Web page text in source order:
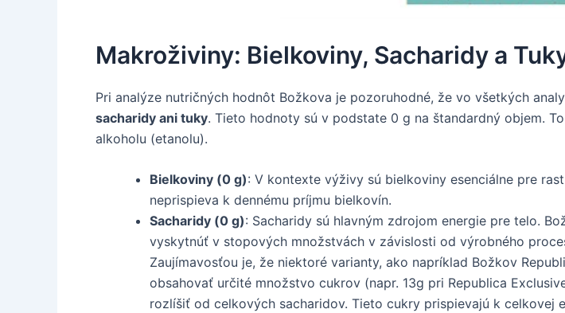
Makroživiny: Bielkoviny, Sacharidy a
Pri analýze nutričných hodnôt Božkova je pozoruhodné, že vo všetkých
sacharidy ani tuky. Tieto hodnoty sú v podstate 0 g na štandardný objem.
alkoholu (etanolu).
Bielkoviny (0 g): V kontexte výživy sú bielkoviny esenciálne pre
neprispieva k dennému príjmu bielkovín.
Sacharidy (0 g): Sacharidy sú hlavným zdrojom energie pre telo.
vyskytnúť v stopových množstvách v závislosti od výrobného
Zaujímavosťou je, že niektoré varianty, ako napríklad Božkov
obsahovať určité množstvo cukrov (napr. 13g pri Republica
rozlíšiť od celkových sacharidov. Tieto cukry prispievajú k celkovej